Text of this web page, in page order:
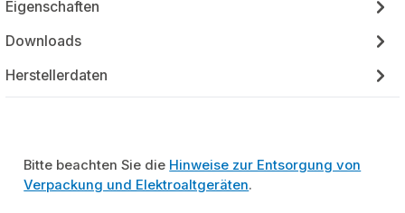
Eigenschaften
Downloads
Herstellerdaten
Bitte beachten Sie die Hinweise zur Entsorgung von
Verpackung und Elektroaltgeräten.